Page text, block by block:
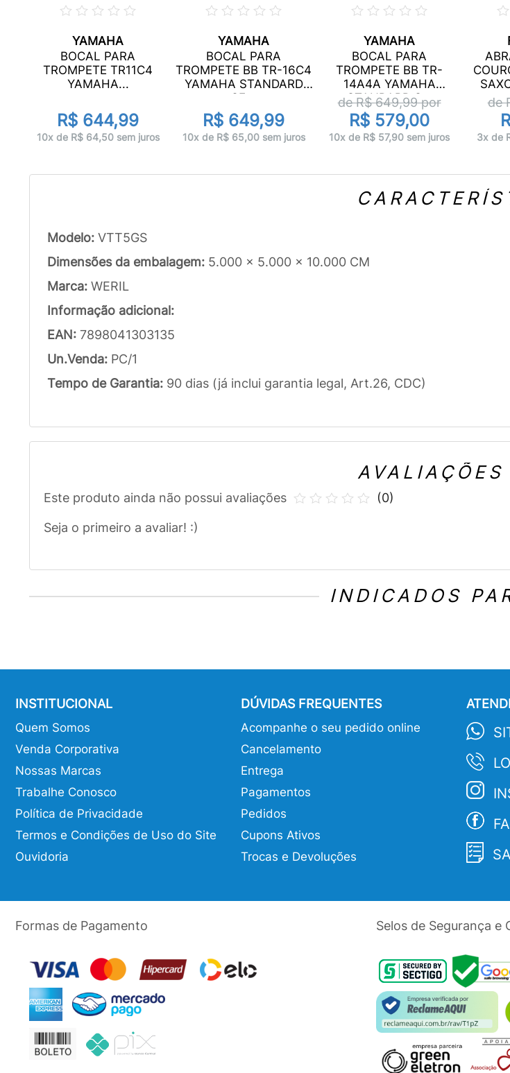
YAMAHA
BOCAL PARA
TROMPETE TR11C4
YAMAHA...
R$ 644,99
10x de R$ 64,50 sem juros
YAMAHA
BOCAL PARA
TROMPETE BB TR-16C4
YAMAHA STANDARD
SE...
R$ 649,99
10x de R$ 65,00 sem juros
YAMAHA
BOCAL PARA
TROMPETE BB TR-
14A4A YAMAHA
STANDARD S...
de R$649,99por
R$ 579,00
10x de R$ 57,90 sem juros
de
3x de
Modelo: VTT5GS
Dimensões da embalagem: 5.000 x 5.000 x 10.000 CM
Marca: WERIL
Informação adicional:
EAN: 7898041303135
Un.Venda: PC/1
Tempo de Garantia: 90 dias (já inclui garantia legal, Art.26, CDC)
AVALIAÇÕES
Este produto ainda não possui avaliações
Seja o primeiro a avaliar! :)
(0)
INDICADOS
INSTITUCIONAL
Quem Somos
Venda Corporativa
Nossas Marcas
Trabalhe Conosco
Política de Privacidade
Termos e Condições de Uso do Site
Ouvidoria
DÚVIDAS FREQUENTES
Acompanhe o seu pedido online
Cancelamento
Entrega
Pagamentos
Pedidos
Cupons Ativos
Trocas e Devoluções
Formas de Pagamento Selos de Segurança e